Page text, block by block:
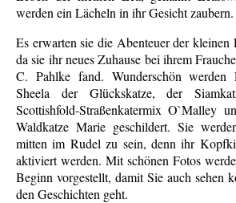
werden ein Lächeln in ihr Gesicht zaubern.
Es erwarten sie die Abenteuer der
da sie ihr neues Zuhause bei ihrem
C. Pahlke fand. Wunderschön werden
Sheela der Glückskatze, der
Scottishfold-Straßenkatermix O`Malley
Waldkatze Marie geschildert. Sie
mitten im Rudel zu sein, denn ihr
aktiviert werden. Mit schönen Fotos
Beginn vorgestellt, damit Sie auch sehen
den Geschichten geht.